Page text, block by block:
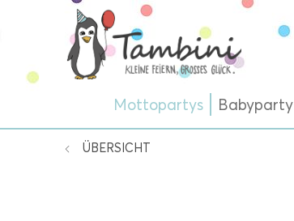
Mottopartys Babyparty
ÜBERSICHT